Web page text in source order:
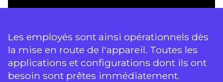
Les employés sont ainsi opérationnels dès
la mise en route de l'appareil. Toutes les
applications et configurations dont ils ont
besoin sont prêtes immédiatement.